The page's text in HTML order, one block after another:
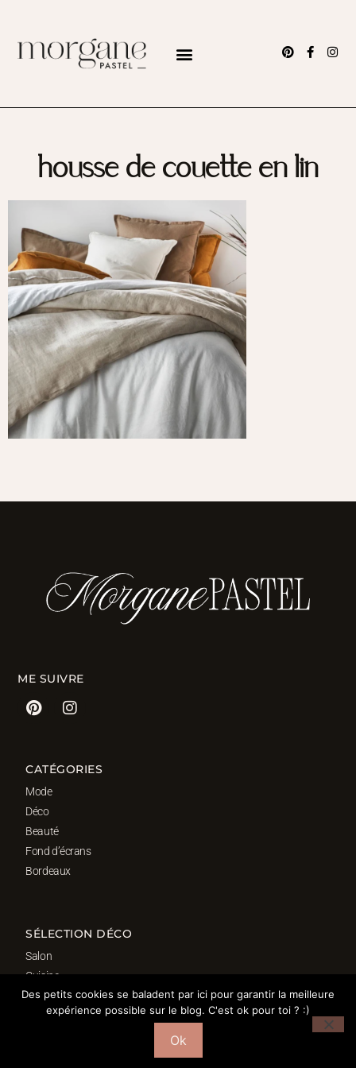
housse de couette en lin
ME SUIVRE
CATÉGORIES
Mode
Déco
Beauté
Fond d’écrans
Bordeaux
SÉLECTION DÉCO
Salon
Cuisine
Salle de bain
Chambre
Des petits cookies se baladent par ici pour garantir la meilleure
expérience possible sur le blog. C'est ok pour toi ? :)
Ok